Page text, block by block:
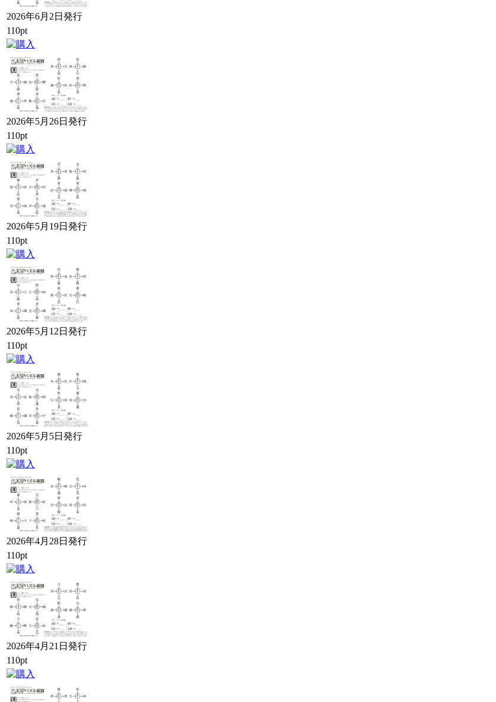
2026年6月2日発行
110pt
2026年5月26日発行
110pt
2026年5月19日発行
110pt
2026年5月12日発行
110pt
2026年5月5日発行
110pt
2026年4月28日発行
110pt
2026年4月21日発行
110pt